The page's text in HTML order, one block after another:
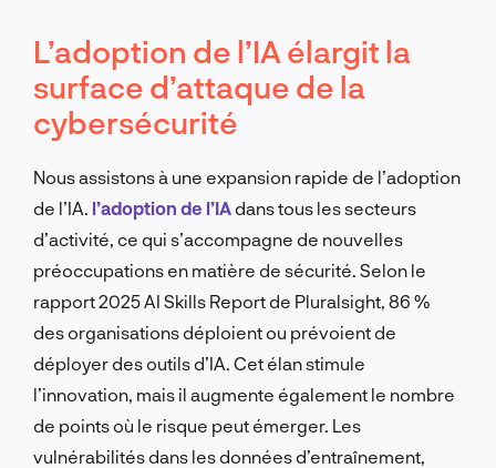
L’adoption de l’IA élargit la
surface d’attaque de la
cybersécurité
Nous assistons à une expansion rapide de l’adoption
de l’IA. l’adoption de l’IA dans tous les secteurs
d’activité, ce qui s’accompagne de nouvelles
préoccupations en matière de sécurité. Selon le
rapport 2025 AI Skills Report de Pluralsight, 86 %
des organisations déploient ou prévoient de
déployer des outils d’IA. Cet élan stimule
l’innovation, mais il augmente également le nombre
de points où le risque peut émerger. Les
vulnérabilités dans les données d’entraînement,